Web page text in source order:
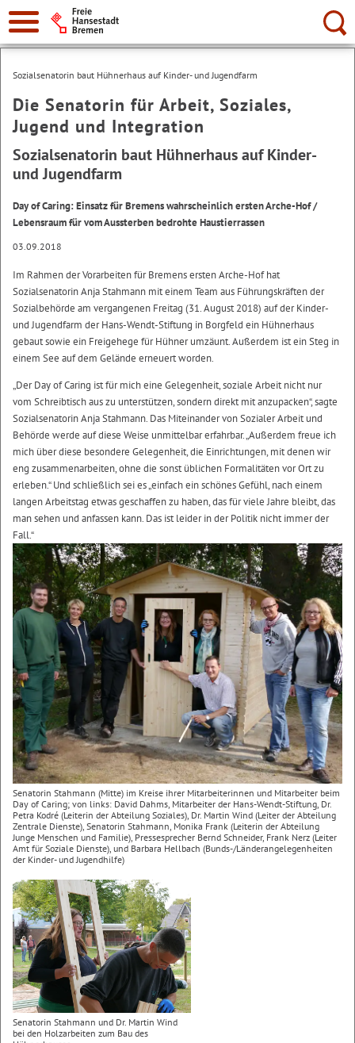
Suche:
Sozialsenatorin baut Hühnerhaus auf Kinder- und Jugendfarm
Die Senatorin für Arbeit, Soziales,
Jugend und Integration
Sozialsenatorin baut Hühnerhaus auf Kinder-
und Jugendfarm
Day of Caring: Einsatz für Bremens wahrscheinlich ersten Arche-Hof /
Lebensraum für vom Aussterben bedrohte Haustierrassen
03.09.2018
Im Rahmen der Vorarbeiten für Bremens ersten Arche-Hof hat
Sozialsenatorin Anja Stahmann mit einem Team aus Führungskräften der
Sozialbehörde am vergangenen Freitag (31. August 2018) auf der Kinder-
und Jugendfarm der Hans-Wendt-Stiftung in Borgfeld ein Hühnerhaus
gebaut sowie ein Freigehege für Hühner umzäunt. Außerdem ist ein Steg in
einem See auf dem Gelände erneuert worden.
„Der Day of Caring ist für mich eine Gelegenheit, soziale Arbeit nicht nur
vom Schreibtisch aus zu unterstützen, sondern direkt mit anzupacken“, sagte
Sozialsenatorin Anja Stahmann. Das Miteinander von Sozialer Arbeit und
Behörde werde auf diese Weise unmittelbar erfahrbar. „Außerdem freue ich
mich über diese besondere Gelegenheit, die Einrichtungen, mit denen wir
eng zusammenarbeiten, ohne die sonst üblichen Formalitäten vor Ort zu
erleben.“ Und schließlich sei es „einfach ein schönes Gefühl, nach einem
langen Arbeitstag etwas geschaffen zu haben, das für viele Jahre bleibt, das
man sehen und anfassen kann. Das ist leider in der Politik nicht immer der
Fall.“
Senatorin Stahmann (Mitte) im Kreise ihrer Mitarbeiterinnen und Mitarbeiter beim
Day of Caring; von links: David Dahms, Mitarbeiter der Hans-Wendt-Stiftung, Dr.
Petra Kodré (Leiterin der Abteilung Soziales), Dr. Martin Wind (Leiter der Abteilung
Zentrale Dienste), Senatorin Stahmann, Monika Frank (Leiterin der Abteilung
Junge Menschen und Familie), Pressesprecher Bernd Schneider, Frank Nerz (Leiter
Amt für Soziale Dienste), und Barbara Hellbach (Bunds-/Länderangelegenheiten
der Kinder- und Jugendhilfe)
Senatorin Stahmann und Dr. Martin Wind
bei den Holzarbeiten zum Bau des